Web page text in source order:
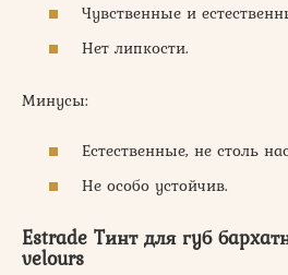
Чувственные и
Нет липкости.
Минусы:
Естественные, не столь
Не особо устойчив.
Estrade Тинт для губ
velours